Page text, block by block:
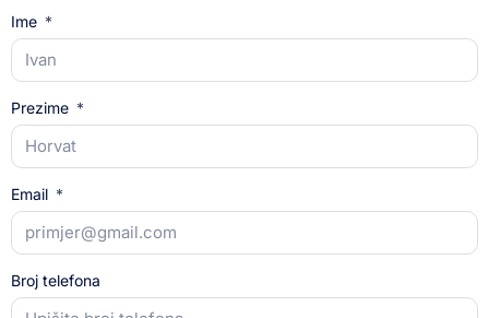
Ime
Prezime
Email
Broj telefona